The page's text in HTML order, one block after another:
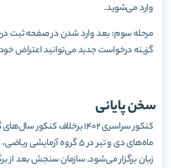
وارد می‌شوید.
مرحله سوم: بعد وارد شدن در صفحه ثبت
گزینه درخواست جدید می‌توانید اعتراض
سخن پایانی
کنکور سراسری 1402 برخلاف
ماه‌های دی و تیر در 5 گروه
زبان برگزار می‌شود. سازمان سنجش بعد از